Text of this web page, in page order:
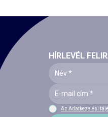
HÍRLEVÉL
Az Adatkezelési